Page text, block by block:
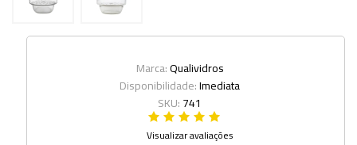
Marca:Qualividros
Disponibilidade:Imediata
SKU:741
Visualizar avaliações